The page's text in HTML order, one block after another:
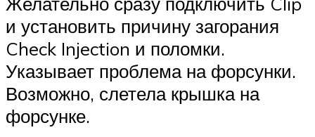
и установить причину загорания
Check Injection и поломки.
Указывает проблема на форсунки.
Возможно, слетела крышка на
форсунке.